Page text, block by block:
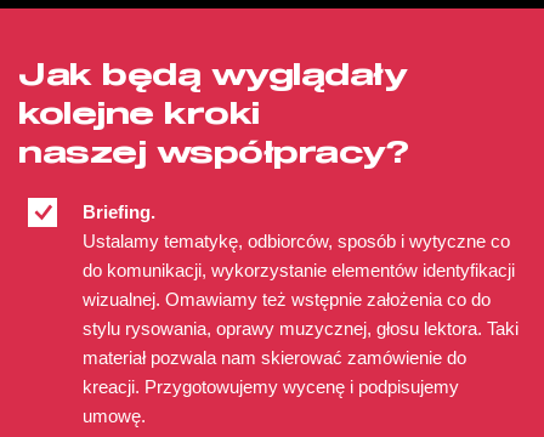
Jak będą wyglądały
kolejne kroki
naszej współpracy?
Briefing.
Ustalamy tematykę, odbiorców, sposób i wytyczne co
do komunikacji, wykorzystanie elementów identyfikacji
wizualnej. Omawiamy też wstępnie założenia co do
stylu rysowania, oprawy muzycznej, głosu lektora. Taki
materiał pozwala nam skierować zamówienie do
kreacji. Przygotowujemy wycenę i podpisujemy
umowę.